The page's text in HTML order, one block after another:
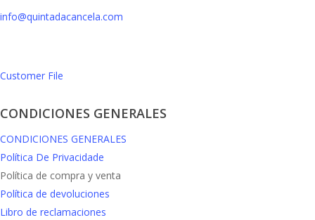
info@quintadacancela.com
Customer File
CONDICIONES GENERALES
CONDICIONES GENERALES
Política De Privacidade
Política de compra y venta
Política de devoluciones
Libro de reclamaciones